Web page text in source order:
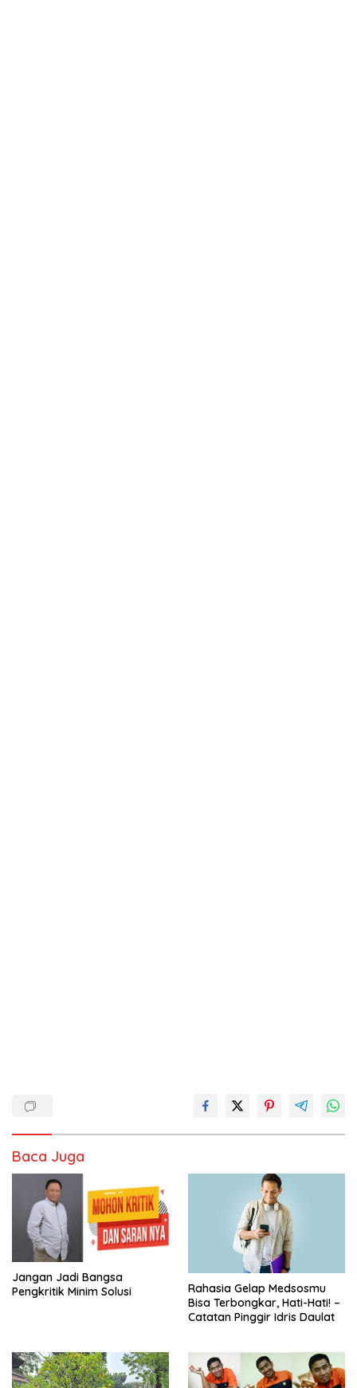
Baca Juga
Jangan Jadi Bangsa
Pengkritik Minim Solusi
Rahasia Gelap Medsosmu
Bisa Terbongkar, Hati-Hati! –
Catatan Pinggir Idris Daulat